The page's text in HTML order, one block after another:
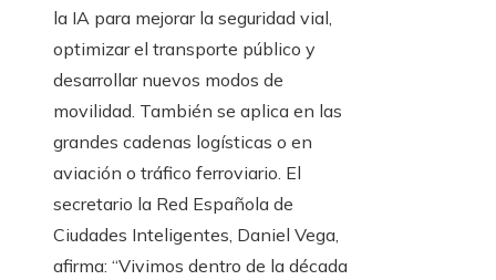
la IA para mejorar la seguridad vial,
optimizar el transporte público y
desarrollar nuevos modos de
movilidad. También se aplica en las
grandes cadenas logísticas o en
aviación o tráfico ferroviario. El
secretario la Red Española de
Ciudades Inteligentes, Daniel Vega,
afirma: “Vivimos dentro de la década